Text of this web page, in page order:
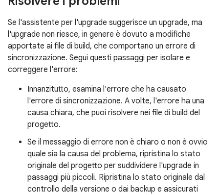
Se l'assistente per l'upgrade suggerisce un upgrade, ma
l'upgrade non riesce, in genere è dovuto a modifiche
apportate ai file di build, che comportano un errore di
sincronizzazione. Segui questi passaggi per isolare e
correggere l'errore:
Innanzitutto, esamina l'errore che ha causato
l'errore di sincronizzazione. A volte, l'errore ha una
causa chiara, che puoi risolvere nei file di build del
progetto.
Se il messaggio di errore non è chiaro o non è ovvio
quale sia la causa del problema, ripristina lo stato
originale del progetto per suddividere l'upgrade in
passaggi più piccoli. Ripristina lo stato originale dal
controllo della versione o dai backup e assicurati